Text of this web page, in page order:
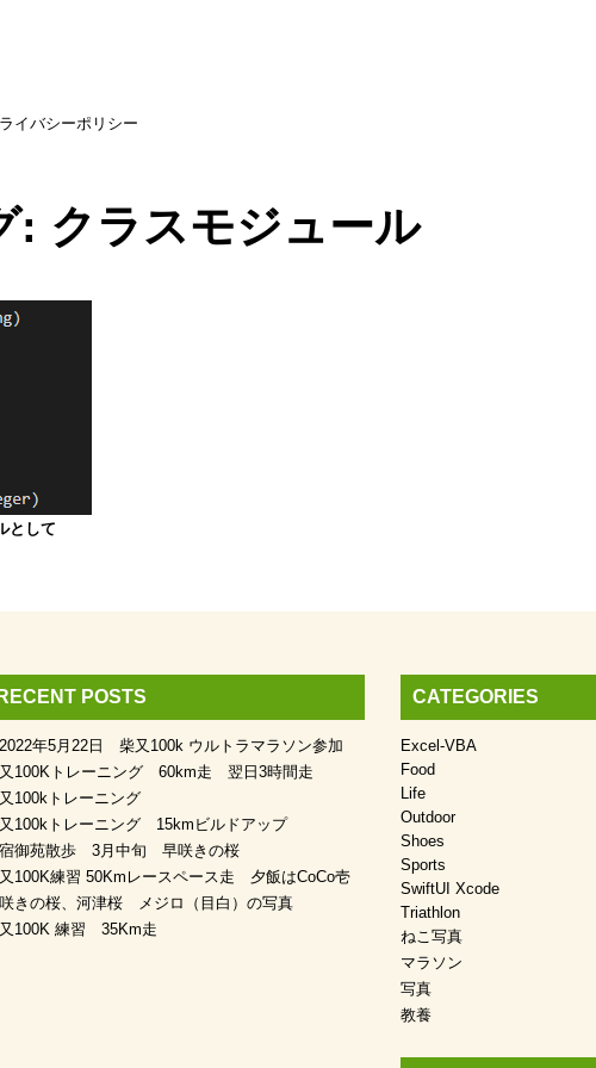
イバシーポリシー
: クラスモジュール
として
RECENT POSTS
年5月22日 柴又100k ウルトラマラソン参加
100Kトレーニング 60km走 翌日3時間走
100kトレーニング
100kトレーニング 15kmビルドアップ
御苑散歩 3月中旬 早咲きの桜
100K練習 50Kmレースペース走 夕飯はCoCo壱
きの桜、河津桜 メジロ（目白）の写真
100K 練習 35Km走
CATEGORIES
Excel-VBA
Food
Life
Outdoor
Shoes
Sports
SwiftUI Xcode
Triathlon
ねこ写真
マラソン
写真
教養